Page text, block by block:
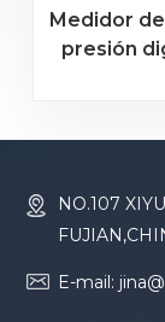
Medidor
presión
NO.107
E-mail: